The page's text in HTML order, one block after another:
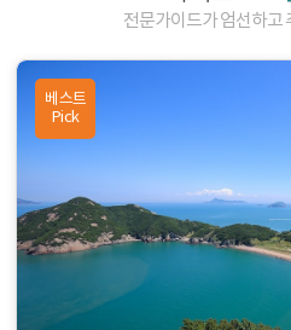
전문가이드가 엄선하고
베스트
Pick